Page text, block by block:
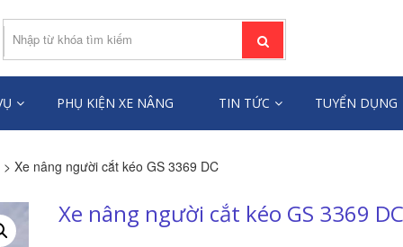
LÂM TÙNG
người toàn quốc
PHỤ KIỆN XE NÂNG TIN TỨC TUYỂN DỤNG
> Xe nâng người cắt kéo GS 3369 DC
Xe nâng người cắt kéo GS 3369 DC